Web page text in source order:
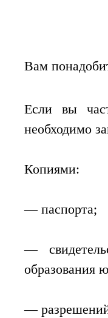
Вам
Если вы
необходимо
Копиями:
— паспорта;
—
образования
—